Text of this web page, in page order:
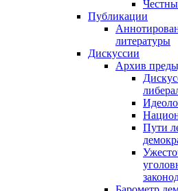
Публикации
литературы
Дискуссии
Архив
Пути